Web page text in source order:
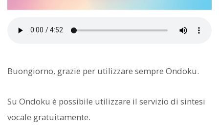
Buongiorno, grazie per utilizzare sempre Ondoku.
Su Ondoku è possibile utilizzare il servizio di sintesi
vocale gratuitamente.